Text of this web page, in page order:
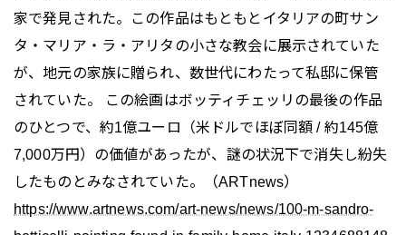
家で発見された。この作品はもともとイタリアの町サン
タ・マリア・ラ・アリタの小さな教会に展示されていた
が、地元の家族に贈られ、数世代にわたって私邸に保管
されていた。 この絵画はボッティチェッリの最後の作品
のひとつで、約1億ユーロ（米ドルでほぼ同額 / 約145億
7,000万円）の価値があったが、謎の状況下で消失し紛失
したものとみなされていた。（ARTnews）
https://www.artnews.com/art-news/news/100-m-sandro-